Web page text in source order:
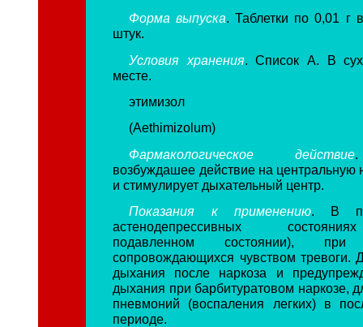
Форма выпуска. Таблетки по 0,01 г
штук.
Условия хранения. Список А. В
месте.
этимизол
(Aethimizolum)
Фармакологическое действие
возбуждашее действие на центральную
и стимулирует дыхательный центр.
Показания к применению. В
астенодепрессивных
подавленном состоянии), при
сопровождающихся чувством тревоги.
дыхания после наркоза и
дыхания при барбитуратовом наркозе,
пневмоний (воспаления легких) в
периоде.